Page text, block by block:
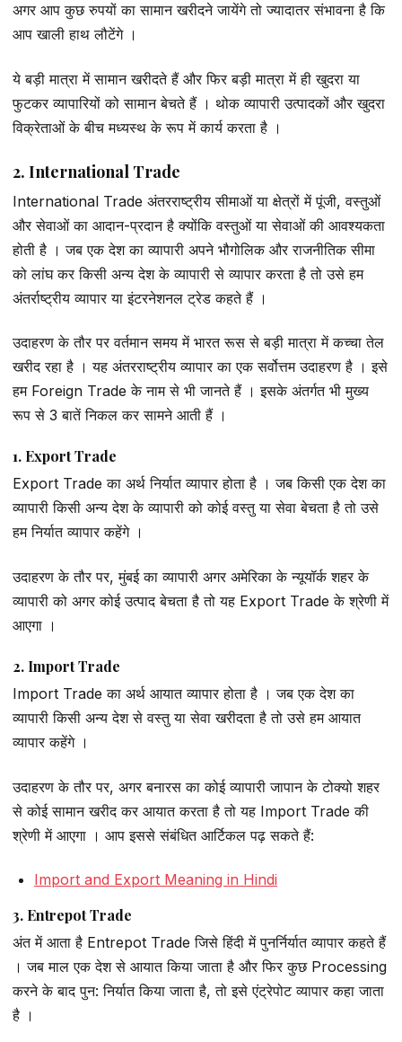
अगर आप कुछ रुपयों का सामान खरीदने जायेंगे तो ज्यादातर संभावना है कि
आप खाली हाथ लौटेंगे ।
ये बड़ी मात्रा में सामान खरीदते हैं और फिर बड़ी मात्रा में ही खुदरा या
फुटकर व्यापारियों को सामान बेचते हैं । थोक व्यापारी उत्पादकों और खुदरा
विक्रेताओं के बीच मध्यस्थ के रूप में कार्य करता है ।
2. International Trade
International Trade अंतरराष्ट्रीय सीमाओं या क्षेत्रों में पूंजी, वस्तुओं
और सेवाओं का आदान-प्रदान है क्योंकि वस्तुओं या सेवाओं की आवश्यकता
होती है । जब एक देश का व्यापारी अपने भौगोलिक और राजनीतिक सीमा
को लांघ कर किसी अन्य देश के व्यापारी से व्यापार करता है तो उसे हम
अंतर्राष्ट्रीय व्यापार या इंटरनेशनल ट्रेड कहते हैं ।
उदाहरण के तौर पर वर्तमान समय में भारत रूस से बड़ी मात्रा में कच्चा तेल
खरीद रहा है । यह अंतरराष्ट्रीय व्यापार का एक सर्वोत्तम उदाहरण है । इसे
हम Foreign Trade के नाम से भी जानते हैं । इसके अंतर्गत भी मुख्य
रूप से 3 बातें निकल कर सामने आती हैं ।
1. Export Trade
Export Trade का अर्थ निर्यात व्यापार होता है । जब किसी एक देश का
व्यापारी किसी अन्य देश के व्यापारी को कोई वस्तु या सेवा बेचता है तो उसे
हम निर्यात व्यापार कहेंगे ।
उदाहरण के तौर पर, मुंबई का व्यापारी अगर अमेरिका के न्यूयॉर्क शहर के
व्यापारी को अगर कोई उत्पाद बेचता है तो यह Export Trade के श्रेणी में
आएगा ।
2. Import Trade
Import Trade का अर्थ आयात व्यापार होता है । जब एक देश का
व्यापारी किसी अन्य देश से वस्तु या सेवा खरीदता है तो उसे हम आयात
व्यापार कहेंगे ।
उदाहरण के तौर पर, अगर बनारस का कोई व्यापारी जापान के टोक्यो शहर
से कोई सामान खरीद कर आयात करता है तो यह Import Trade की
श्रेणी में आएगा । आप इससे संबंधित आर्टिकल पढ़ सकते हैं:
Import and Export Meaning in Hindi
3. Entrepot Trade
अंत में आता है Entrepot Trade जिसे हिंदी में पुनर्निर्यात व्यापार कहते हैं
। जब माल एक देश से आयात किया जाता है और फिर कुछ Processing
करने के बाद पुन: निर्यात किया जाता है, तो इसे एंट्रेपोट व्यापार कहा जाता
है ।